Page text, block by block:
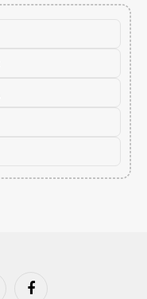
فيسبوك